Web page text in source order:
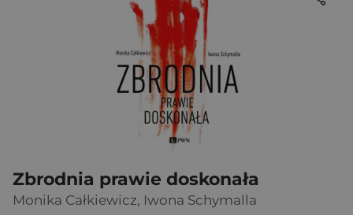
Zbrodnia prawie doskonała
Monika Całkiewicz, Iwona Schymalla